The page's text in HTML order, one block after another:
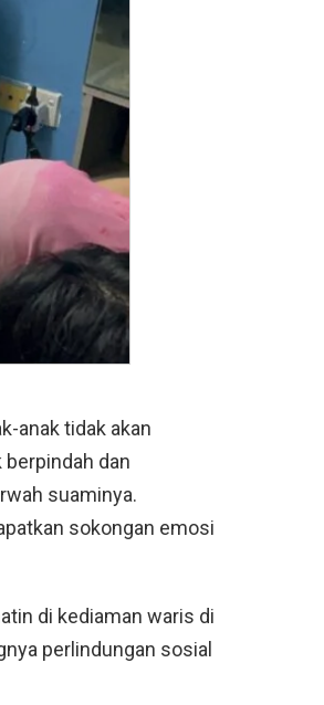
anak tidak akan
dan
suaminya.
sokongan emosi
di kediaman waris di
perlindungan sosial